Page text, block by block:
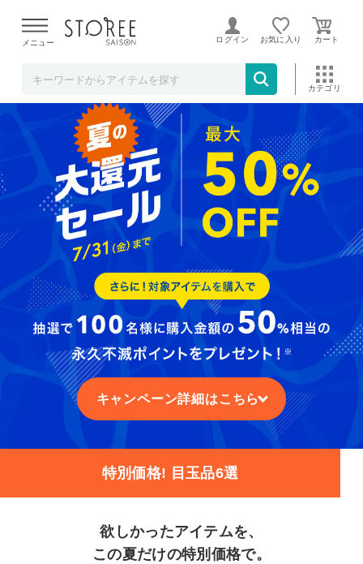
よる配送遅延が発生しております。
メニュー ログイン お気に入り
目玉品 新商品
キャンペーン詳細はこちら
特別価格! 目玉品6選
欲しかったアイテムを、
この夏だけの特別価格で。